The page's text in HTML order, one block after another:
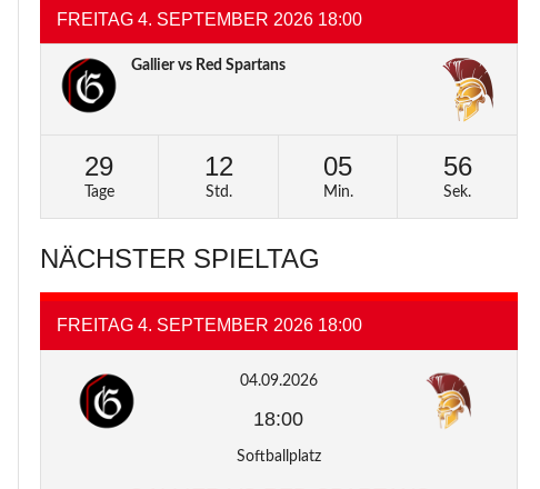
FREITAG 4. SEPTEMBER 2026 18:00
Gallier vs Red Spartans
29
Tage
12
Std.
05
Min.
55
Sek.
NÄCHSTER SPIELTAG
FREITAG 4. SEPTEMBER 2026 18:00
04.09.2026
18:00
Softballplatz